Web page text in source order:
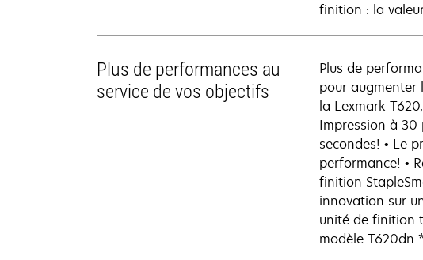
finition : la
Plus de performances au
service de vos objectifs
Plus de
pour augmenter
la Lexmark
Impression à 30
secondes! • Le
performance! •
finition
innovation sur
unité de finition
modèle T620dn